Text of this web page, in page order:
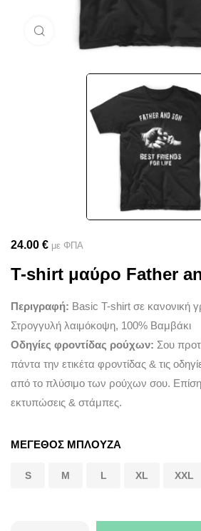
24.00 € με ΦΠΑ
T-shirt μαύρο Father
Περιγραφή: Basic T-shirt σε κανονική
Στρογγυλή λαιμόκοψη, 100% Βαμβάκι
Οδηγίες φροντίδας ρούχων: Σου
πάντα την ετικέτα φροντίδας & τις
από το πλύσιμο των ρούχων σου.
εκτυπώσεις & στάμπες.
ΜΕΓΕΘΟΣ ΜΠΛΟΥΖΑ
S M L XL XXL